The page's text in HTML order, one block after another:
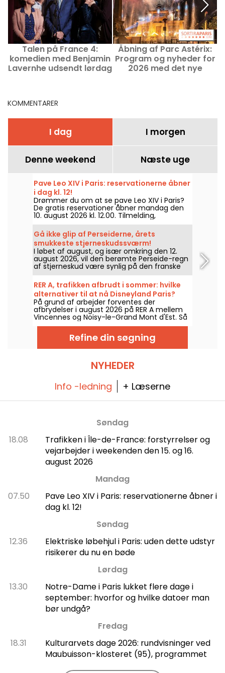
Talen på France 4:
komedien med Benjamin
Lavernhe udsendt lørdag
Åbning af Parc Astérix:
Program og nyheder for
2026 med det nye
KOMMENTARER
I dag I morgen
Denne weekend Næste uge
Pave Leo XIV i Paris: reservationerne åbner
i dag kl. 12!
Drømmer du om at se pave Leo XIV i Paris?
De gratis reservationer åbner mandag den
10. august 2026 kl. 12.00. Tilmelding,
bekræftelse, begivenheder uden billet: vi
giver status inden startskuddet.
Gå ikke glip af Perseiderne, årets
smukkeste stjerneskudssværm!
I løbet af august, og især omkring den 12.
august 2026, vil den berømte Perseide-regn
af stjerneskud være synlig på den franske
himmel, som den er hvert år. Så kig op på
himlen og beundr showet!
RER A, trafikken afbrudt i sommer: hvilke
alternativer til at nå Disneyland Paris?
På grund af arbejder forventes der
afbrydelser i august 2026 på RER A mellem
Vincennes og Noisy-le-Grand Mont d'Est. Så
hvilke alternativer er der for at nå Disneyland
Paris med offentlig transport? Vi svarer.
Refine din søgning
NYHEDER
Info -ledning + Læserne
Søndag
18.08
Trafikken i Île-de-France: forstyrrelser og
vejarbejder i weekenden den 15. og 16.
august 2026
Mandag
07.50
Pave Leo XIV i Paris: reservationerne åbner i
dag kl. 12!
Søndag
12.36
Elektriske løbehjul i Paris: uden dette udstyr
risikerer du nu en bøde
Lørdag
13.30
Notre-Dame i Paris lukket flere dage i
september: hvorfor og hvilke datoer man
bør undgå?
Fredag
18.31
Kulturarvets dage 2026: rundvisninger ved
Maubuisson-klosteret (95), programmet